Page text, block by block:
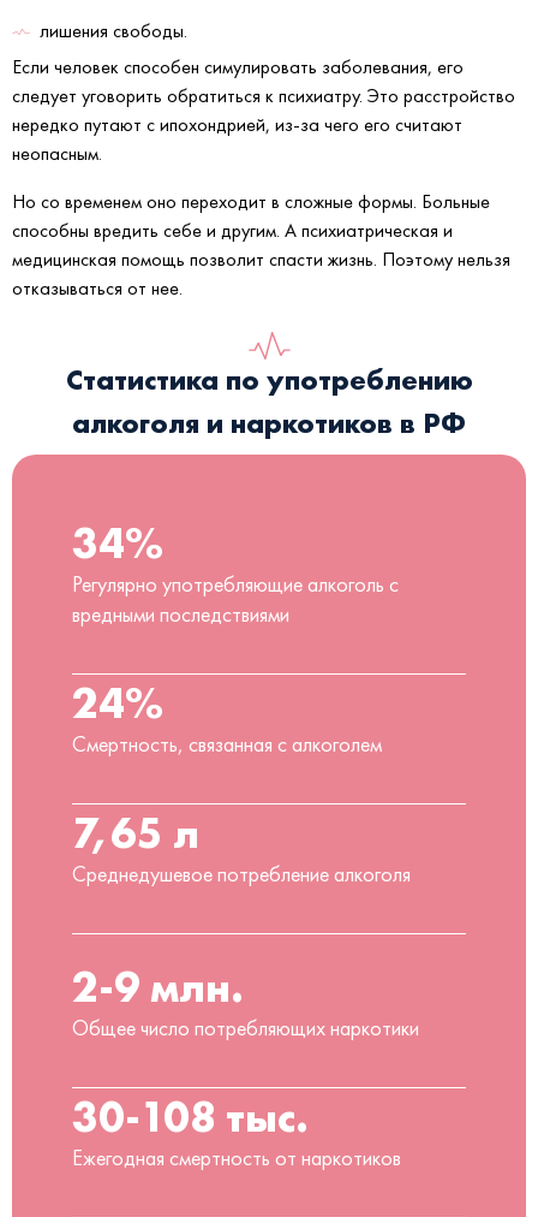
лишения свободы.
Если человек способен симулировать заболевания, его
следует уговорить обратиться к психиатру. Это расстройство
нередко путают с ипохондрией, из-за чего его считают
неопасным.
Но со временем оно переходит в сложные формы. Больные
способны вредить себе и другим. А психиатрическая и
медицинская помощь позволит спасти жизнь. Поэтому нельзя
отказываться от нее.
Статистика по употреблению
алкоголя и наркотиков в РФ
34%
Регулярно употребляющие алкоголь с
вредными последствиями
24%
Смертность, связанная с алкоголем
7,65 л
Среднедушевое потребление алкоголя
2-9 млн.
Общее число потребляющих наркотики
30-108 тыс.
Ежегодная смертность от наркотиков